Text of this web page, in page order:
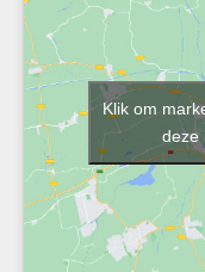
Klik om
deze